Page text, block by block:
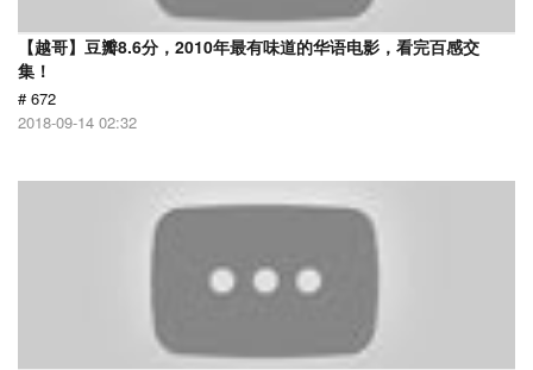
【越哥】豆瓣8.6分，2010年最有味道的华语电影，看完百感交
集！
# 672
2018-09-14 02:32